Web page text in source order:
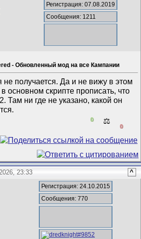
Регистрация: 07.08.2019
Сообщения: 1211
- Обновленный мод на все Кампании
не получается. Да и не вижу в этом
основном скрипте прописать, что
Там ни где не указано, какой он
0 ⚖️
0
23:33 ^
Регистрация: 24.10.2015
Сообщения: 770